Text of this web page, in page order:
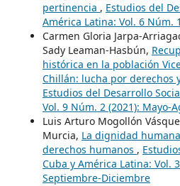
pertinencia , Estudios del
América Latina: Vol. 6 Núm.
Carmen Gloria Jarpa-
Sady Leaman-Hasbún,
histórica en la población
Chillán: lucha por derechos
Estudios del Desarrollo
Vol. 9 Núm. 2 (2021): Mayo-
Luis Arturo Mogollón
Murcia, La dignidad
derechos humanos ,
Cuba y América Latina: Vol.
Septiembre-Diciembre